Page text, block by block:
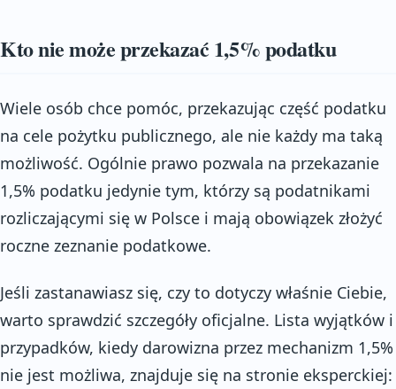
Kto nie może przekazać 1,5% podatku
Wiele osób chce pomóc, przekazując część podatku
na cele pożytku publicznego, ale nie każdy ma taką
możliwość. Ogólnie prawo pozwala na przekazanie
1,5% podatku jedynie tym, którzy są podatnikami
rozliczającymi się w Polsce i mają obowiązek złożyć
roczne zeznanie podatkowe.
Jeśli zastanawiasz się, czy to dotyczy właśnie Ciebie,
warto sprawdzić szczegóły oficjalne. Lista wyjątków i
przypadków, kiedy darowizna przez mechanizm 1,5%
nie jest możliwa, znajduje się na stronie eksperckiej: